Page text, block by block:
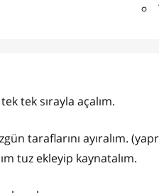
tek sırayla açalım.
taraflarını ayıralım.
tuz ekleyip kaynatalım.